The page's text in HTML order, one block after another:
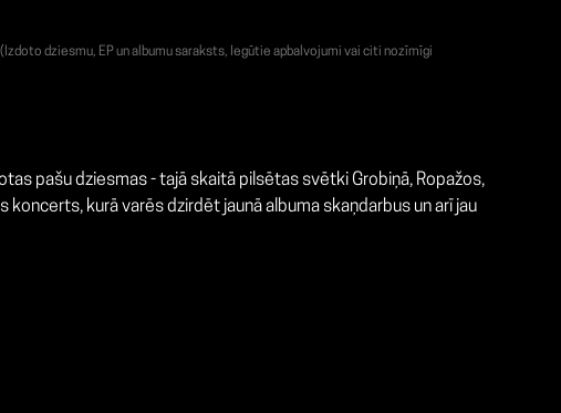
dziesmu, EP un albumu saraksts, Iegūtie apbalvojumi vai citi nozīmīgi
pašu dziesmas - tajā skaitā pilsētas svētki Grobiņā, Ropažos,
koncerts, kurā varēs dzirdēt jaunā albuma skaņdarbus un arī jau